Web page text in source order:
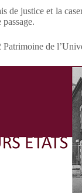
justice et la
de